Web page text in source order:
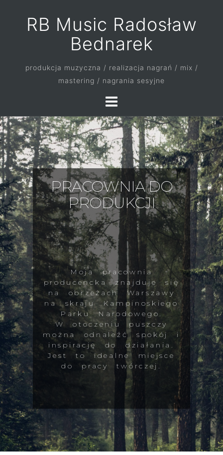
RB Music Radosław
Bednarek
produkcja muzyczna / realizacja nagrań / mix /
mastering / nagrania sesyjne
PRACOWNIA DO
PRODUKCJI
Moja pracownia
producencka znajduje się
na obrzeżach Warszawy
na skraju Kampinoskiego
Parku Narodowego.
W otoczeniu puszczy
można odnaleźć spokój i
inspirację do działania.
Jest to idealne miejsce
do pracy twórczej.